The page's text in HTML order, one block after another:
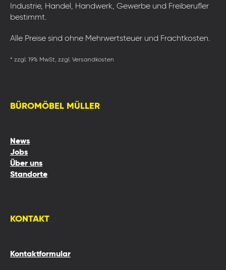
Industrie, Handel, Handwerk, Gewerbe und Freiberufler
bestimmt.
Alle Preise sind ohne Mehrwertsteuer und Frachtkosten.
* zzgl. 19% MwSt, zzgl. Versandkosten
BÜROMÖBEL MÜLLER
News
Jobs
Über uns
Standorte
KONTAKT
Kontaktformular